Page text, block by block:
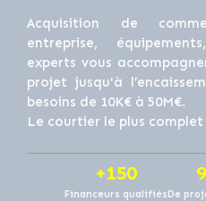
Acquisition de
entreprise,
experts vous
projet jusqu'à
besoins de 10K€ à 50M€.
Le courtier le plus
+150
Financeurs qualifiésDe